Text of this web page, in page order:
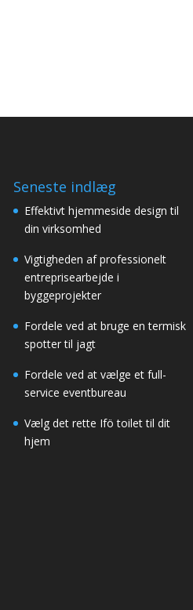
Seneste indlæg
Effektivt hjemmeside design til
din virksomhed
Vigtigheden af professionelt
entreprisearbejde i
byggeprojekter
Fordele ved at bruge en termisk
spotter til jagt
Fordele ved at vælge et full-
service eventbureau
Vælg det rette Ifö toilet til dit
hjem